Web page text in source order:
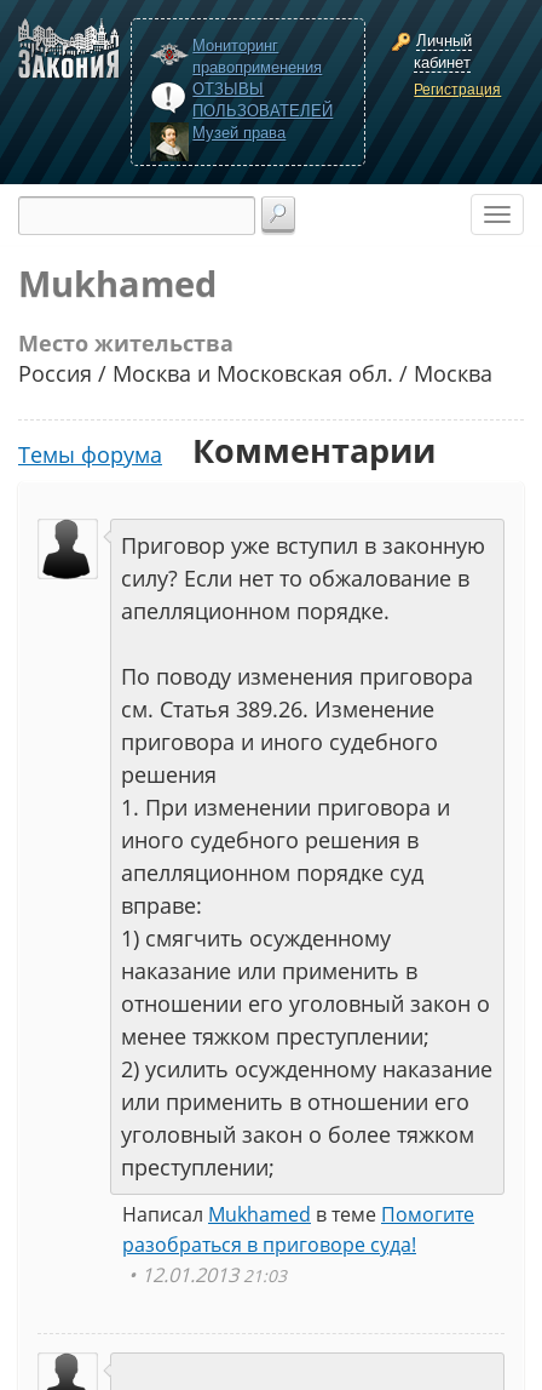
Мониторинг
правоприменения
ОТЗЫВЫ
ПОЛЬЗОВАТЕЛЕЙ
Музей права
Личный
кабинет
Регистрация
Mukhamed
Место жительства
Россия / Москва и Московская обл. / Москва
Темы форума Комментарии
Приговор уже вступил в законную
силу? Если нет то обжалование в
апелляционном порядке.
По поводу изменения приговора
см. Статья 389.26. Изменение
приговора и иного судебного
решения
1. При изменении приговора и
иного судебного решения в
апелляционном порядке суд
вправе:
1) смягчить осужденному
наказание или применить в
отношении его уголовный закон о
менее тяжком преступлении;
2) усилить осужденному наказание
или применить в отношении его
уголовный закон о более тяжком
преступлении;
Написал Mukhamed в теме Помогите
разобраться в приговоре суда!
12.01.201321:03